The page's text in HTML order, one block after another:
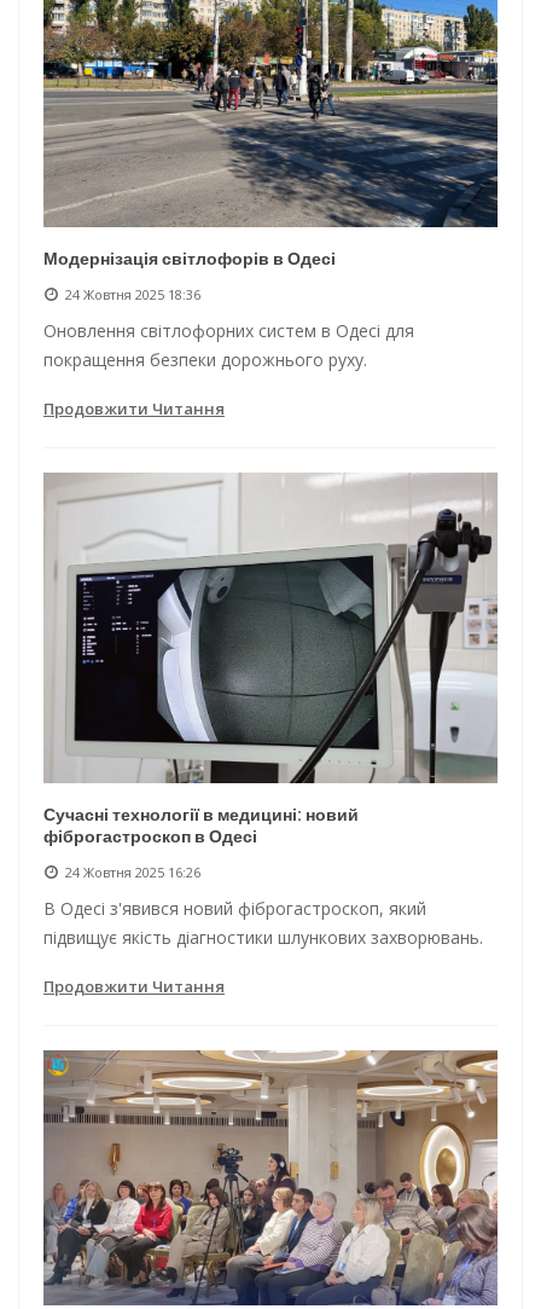
Модернізація світлофорів в Одесі
24 Жовтня 2025 18:36
Оновлення світлофорних систем в Одесі для
покращення безпеки дорожнього руху.
Продовжити Читання
Сучасні технології в медицині: новий
фіброгастроскоп в Одесі
24 Жовтня 2025 16:26
В Одесі з'явився новий фіброгастроскоп, який
підвищує якість діагностики шлункових захворювань.
Продовжити Читання